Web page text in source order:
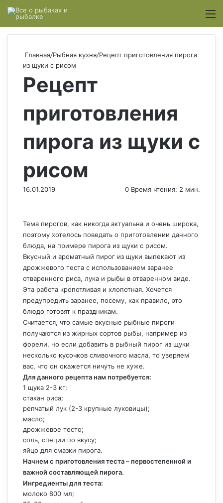
Главная/Рыбная кухня/Рецепт приготовления пирога
из щуки с рисом
Рецепт
приготовления
пирога из щуки с
рисом
16.01.2019 0 Время чтения: 2 мин.
Тема пирогов, как никогда актуальна и очень широка,
поэтому хотелось поведать о приготовлении данного
блюда, на примере пирога из щуки с рисом.
Вкусный и ароматный пирог из щуки выпекают из
дрожжевого теста с использованием заранее
отваренного риса, лука и рыбы в отваренном виде.
Эта работа кропотливая и хлопотная. Хочется
предупредить заранее, посему, как правило, это
блюдо готовят к праздникам.
Считается, что самые вкусные рыбные пироги
получаются из жирных сортов рыбы, например из
форели, но если добавить в рыбный пирог из щуки
несколько кусочков сливочного масла, то уверяем
вас, что он окажется ничуть не хуже.
Для данного рецепта нам потребуется:
1 щука 2-3 кг;
стакан риса;
репчатый лук (2-3 крупные луковицы);
масло;
дрожжевое тесто;
соль, специи по вкусу;
яйцо для смазки пирога.
Начнем с приготовления теста – первостепенной и
важной составляющей пирога.
Ингредиенты для теста:
молоко 800 мл;